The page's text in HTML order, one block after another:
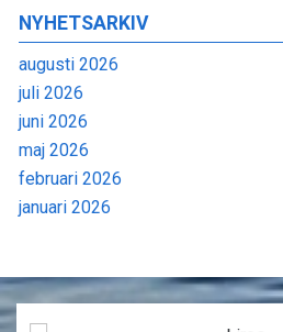
NYHETSARKIV
augusti 2026
juli 2026
juni 2026
maj 2026
februari 2026
januari 2026